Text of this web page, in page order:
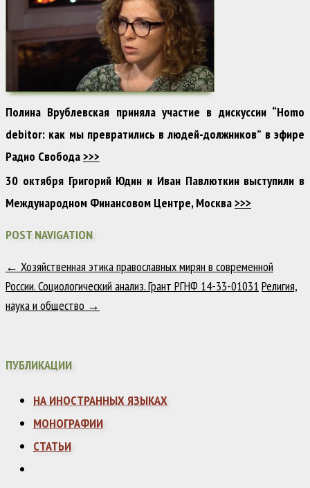
Полина Врублевская приняла участие в дискуссии “Homo
debitor: как мы превратились в людей-должников” в эфире
Радио Свобода>>>
30 октября Григорий Юдин и Иван Павлюткин выступили в
Международном Финансовом Центре, Москва>>>
POST NAVIGATION
← Хозяйственная этика православных мирян в современной
России. Социологический анализ. Грант РГНФ 14-33-01031 Религия,
наука и общество →
ПУБЛИКАЦИИ
НА ИНОСТРАННЫХ ЯЗЫКАХ
МОНОГРАФИИ
СТАТЬИ